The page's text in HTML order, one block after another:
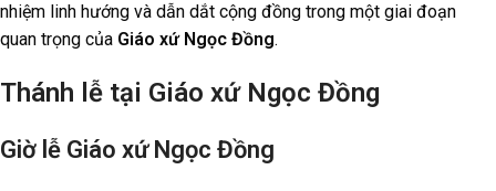
nhiệm linh hướng và dẫn dắt cộng đồng trong một giai đoạn
quan trọng của Giáo xứ Ngọc Đồng.
Thánh lễ tại Giáo xứ Ngọc Đồng
Giờ lễ Giáo xứ Ngọc Đồng